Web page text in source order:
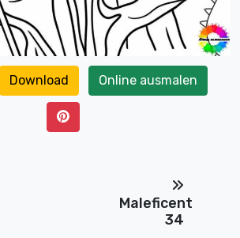
Download Online ausmalen
Maleficent
34